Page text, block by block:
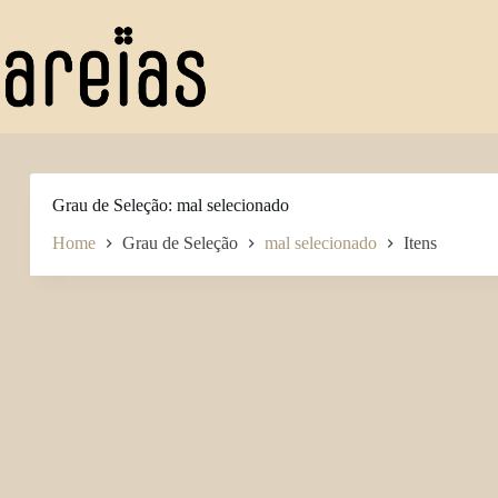
conteúdo
Grau de Seleção mal selecionado
Home Grau de Seleção mal selecionado Itens